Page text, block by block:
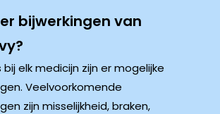
er bijwerkingen van
bij elk medicijn zijn er mogelijke
Veelvoorkomende
zijn misselijkheid, braken,